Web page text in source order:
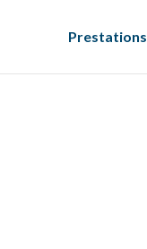
Prestations